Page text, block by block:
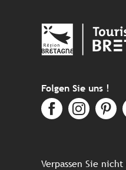
Folgen Sie uns !
Verpassen Sie